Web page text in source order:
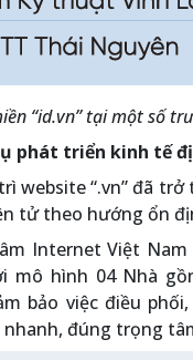
“id.vn” tại một số
phát triển kinh tế
website “.vn” đã
tử theo hướng ổn
Internet Việt
mô hình 04 Nhà
bảo việc điều
đúng trọng